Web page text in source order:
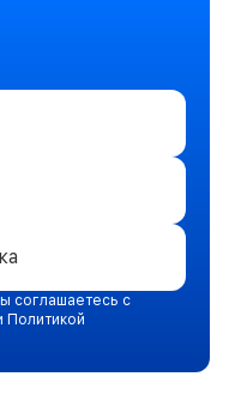
соглашаетесь с
Политикой